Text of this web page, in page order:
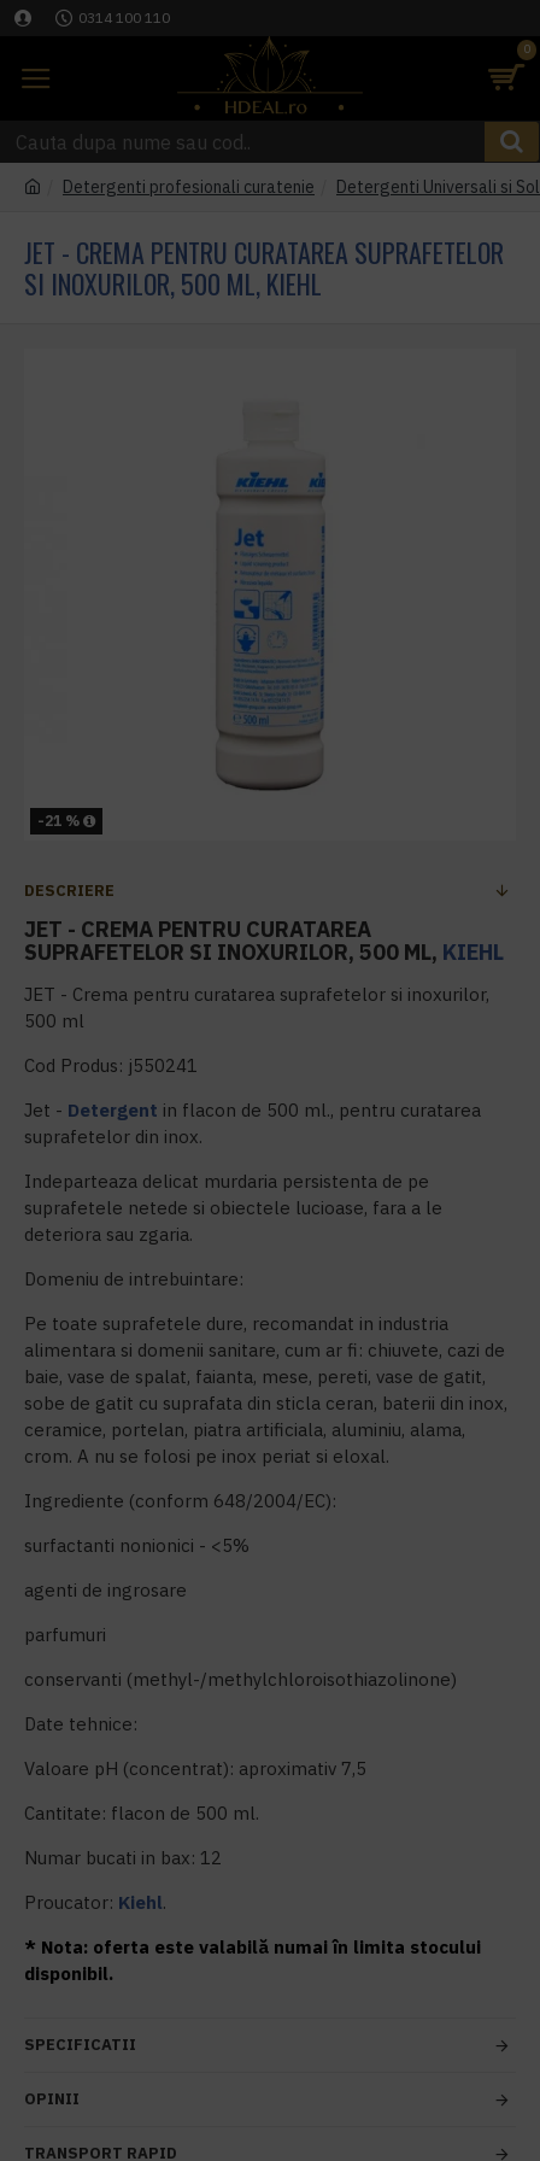
0314 100 110
0
Detergenti profesionali curatenie Detergenti Universali si
JET - CREMA PENTRU CURATAREA SUPRAFETELOR
SI INOXURILOR, 500 ML, KIEHL
-21 %
DESCRIERE
JET - CREMA PENTRU CURATAREA
SUPRAFETELOR SI INOXURILOR, 500 ML, KIEHL
JET - Crema pentru curatarea suprafetelor si inoxurilor,
500 ml
Cod Produs: j550241
Jet - Detergent in flacon de 500 ml., pentru curatarea
suprafetelor din inox.
Indeparteaza delicat murdaria persistenta de pe
suprafetele netede si obiectele lucioase, fara a le
deteriora sau zgaria.
Domeniu de intrebuintare:
Pe toate suprafetele dure, recomandat in industria
alimentara si domenii sanitare, cum ar fi: chiuvete, cazi de
baie, vase de spalat, faianta, mese, pereti, vase de gatit,
sobe de gatit cu suprafata din sticla ceran, baterii din inox,
ceramice, portelan, piatra artificiala, aluminiu, alama,
crom. A nu se folosi pe inox periat si eloxal.
Ingrediente (conform 648/2004/EC):
surfactanti nonionici - <5%
agenti de ingrosare
parfumuri
conservanti (methyl-/methylchloroisothiazolinone)
Date tehnice:
Valoare pH (concentrat): aproximativ 7,5
Cantitate: flacon de 500 ml.
Numar bucati in bax: 12
Proucator: Kiehl.
* Nota: oferta este valabilă numai în limita stocului
disponibil.
SPECIFICATII
OPINII
TRANSPORT RAPID